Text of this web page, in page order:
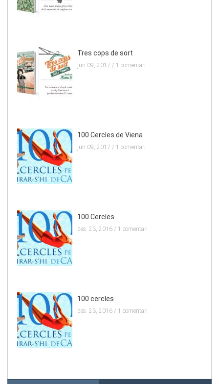
Tres cops de sort
jun 09, 2017 / 1 comentari
100 Cercles de Viena
jun 09, 2017 / 1 comentari
100 Cercles
des. 23, 2016 / 1 comentari
100 cercles
des. 23, 2016 / 1 comentari